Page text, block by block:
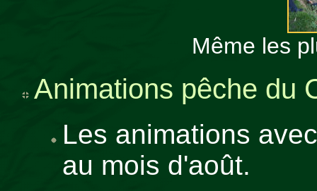
Même les
Animations pêche du
Les animations
au mois d'août.